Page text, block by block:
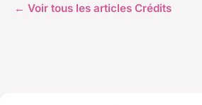
← Voir tous les articles Crédits